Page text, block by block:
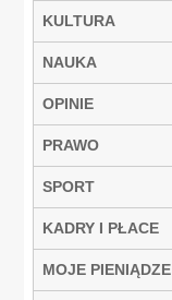
KULTURA
NAUKA
OPINIE
PRAWO
SPORT
KADRY I PŁACE
MOJE PIENIĄDZE